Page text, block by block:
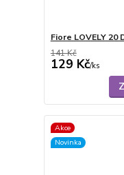
Fiore LOVELY 20
141 Kč
129 Kč/ks
Akce
Novinka